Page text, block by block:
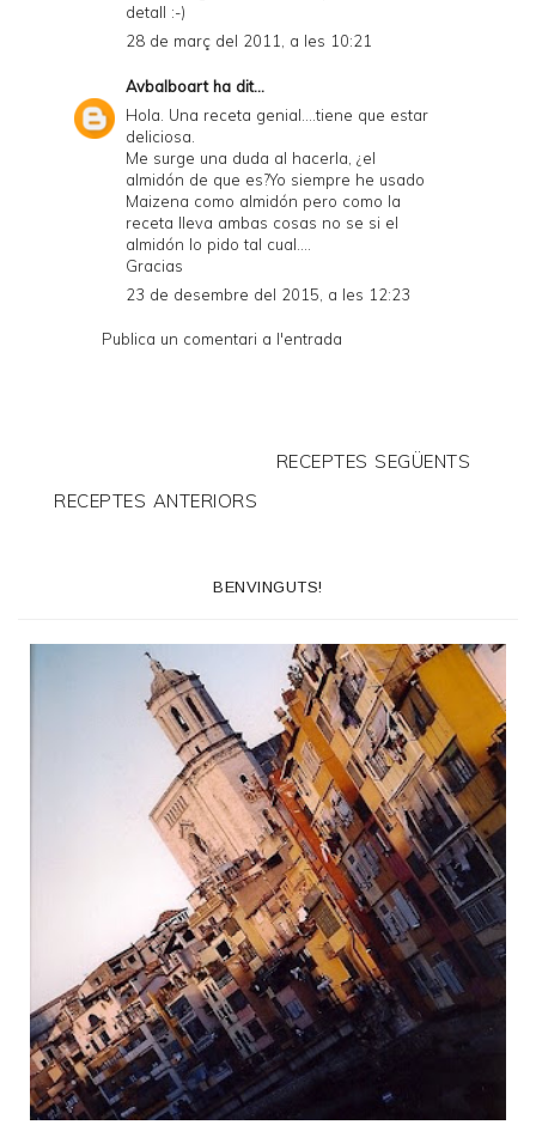
detall :-)
28 de març del 2011, a les 10:21
Avbalboartha dit...
Hola. Una receta genial....tiene que estar
deliciosa.
Me surge una duda al hacerla, ¿el
almidón de que es?Yo siempre he usado
Maizena como almidón pero como la
receta lleva ambas cosas no se si el
almidón lo pido tal cual....
Gracias
23 de desembre del 2015, a les 12:23
Publica un comentari a l'entrada
RECEPTES SEGÜENTS
RECEPTES ANTERIORS
BENVINGUTS!